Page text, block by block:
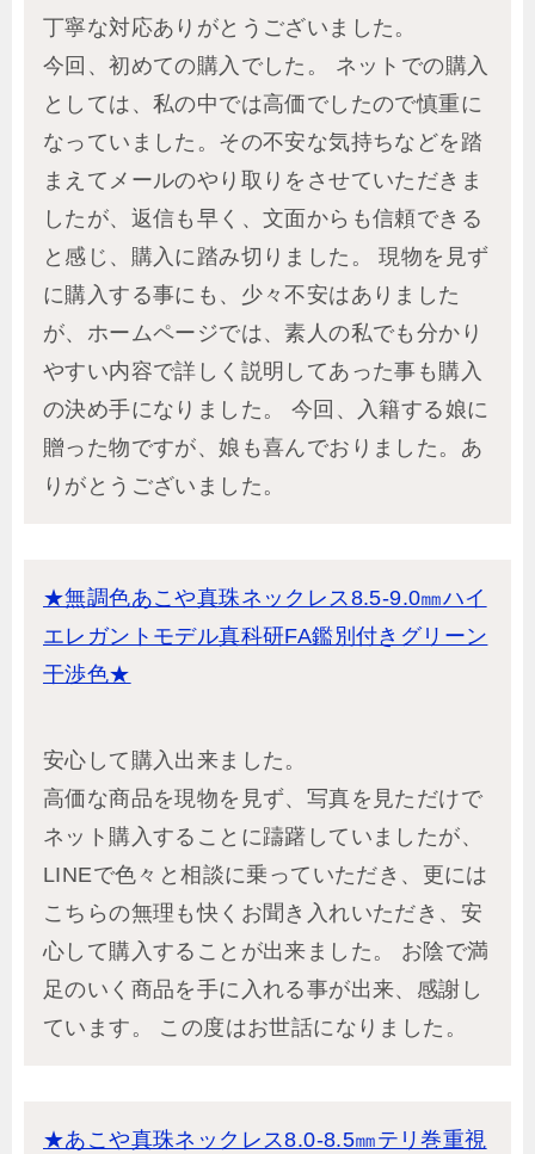
丁寧な対応ありがとうございました。
今回、初めての購入でした。 ネットでの購入
としては、私の中では高価でしたので慎重に
なっていました。その不安な気持ちなどを踏
まえてメールのやり取りをさせていただきま
したが、返信も早く、文面からも信頼できる
と感じ、購入に踏み切りました。 現物を見ず
に購入する事にも、少々不安はありました
が、ホームページでは、素人の私でも分かり
やすい内容で詳しく説明してあった事も購入
の決め手になりました。 今回、入籍する娘に
贈った物ですが、娘も喜んでおりました。あ
りがとうございました。
★無調色あこや真珠ネックレス8.5-9.0㎜ハイ
エレガントモデル真科研FA鑑別付きグリーン
干渉色★
安心して購入出来ました。
高価な商品を現物を見ず、写真を見ただけで
ネット購入することに躊躇していましたが、
LINEで色々と相談に乗っていただき、更には
こちらの無理も快くお聞き入れいただき、安
心して購入することが出来ました。 お陰で満
足のいく商品を手に入れる事が出来、感謝し
ています。 この度はお世話になりました。
★あこや真珠ネックレス8.0-8.5㎜テリ巻重視